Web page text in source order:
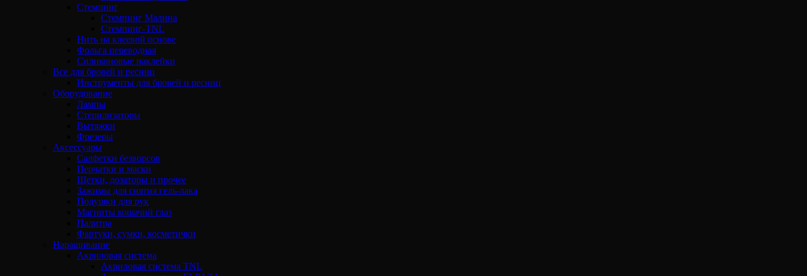
Стемпинг
Стемпинг Малина
Стемпинг-TNL
Нить на клеевой основе
Фольга переводная
Силиконовые наклейки
Все для бровей и ресниц
Инструменты для бровей и ресниц
Оборудование
Лампы
Стерилизаторы
Вытяжки
Фрезеры
Аксессуары
Салфетки безворсов
Перчатки и маски
Щетки, дозаторы и прочее
Зажимы для снятия гель-лака
Подушки для рук
Магниты кошачий глаз
Палитра
Фартуки, сумки, косметички
Наращивание
Акриловая система
Акриловая система TNL